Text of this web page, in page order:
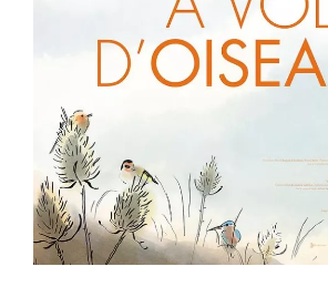
Voir la fiche film